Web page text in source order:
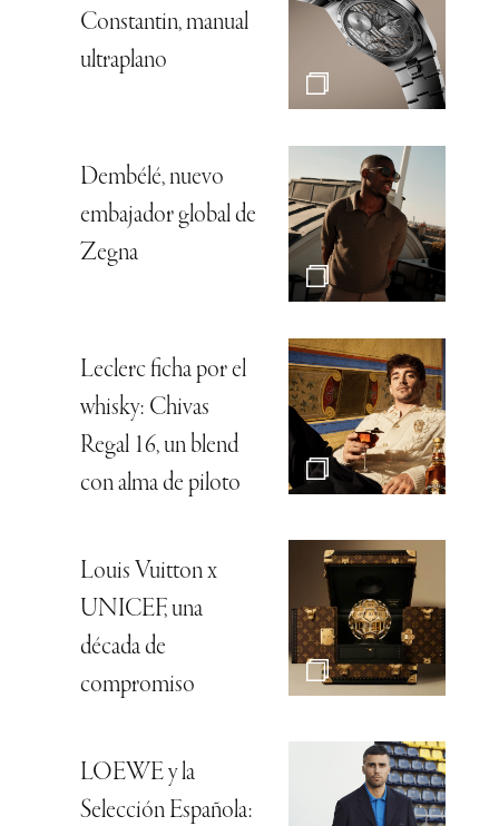
Constantin, manual
ultraplano
Dembélé, nuevo
embajador global de
Zegna
Leclerc ficha por el
whisky: Chivas
Regal 16, un blend
con alma de piloto
Louis Vuitton x
UNICEF, una
década de
compromiso
LOEWE y la
Selección Española: